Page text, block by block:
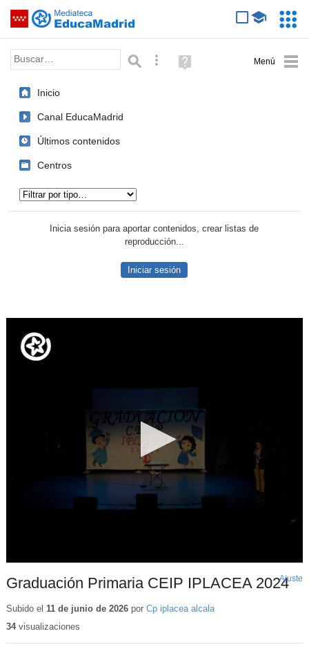
Saltar navegación
Palabra o frase: Búsqueda avanzada
Ayuda
(en
Inicio
Canal EducaMadrid
Últimos contenidos
Centros
Inicia sesión para aportar contenidos, crear listas de
reproducción...
Iniciar sesión
Graduación Primaria CEIP IPLACEA 2024Ajuste
Subido el 11 de junio de 2026por Cp iplacea alcala
34visualizaciones